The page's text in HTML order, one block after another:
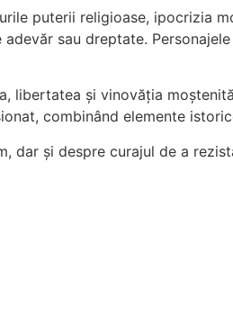
puterii religioase, ipocrizia
sau dreptate.
și vinovăția
combinând elemente
dar și despre curajul de a